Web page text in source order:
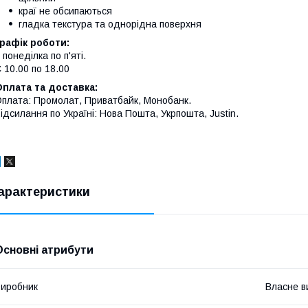
краї не обсипаються
гладка текстура та однорідна поверхня
роботи:
понеділка по п'яті.
10.00 по 18.00
та доставка:
Промолат, Приватбайк, Монобанк.
по Україні: Нова Пошта, Укрпошта, Justin.
атрибути
Власне